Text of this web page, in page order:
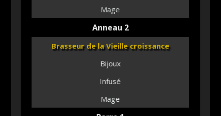
Mage
Anneau 2
Brasseur de la Vieille croissance
Bijoux
Infusé
Mage